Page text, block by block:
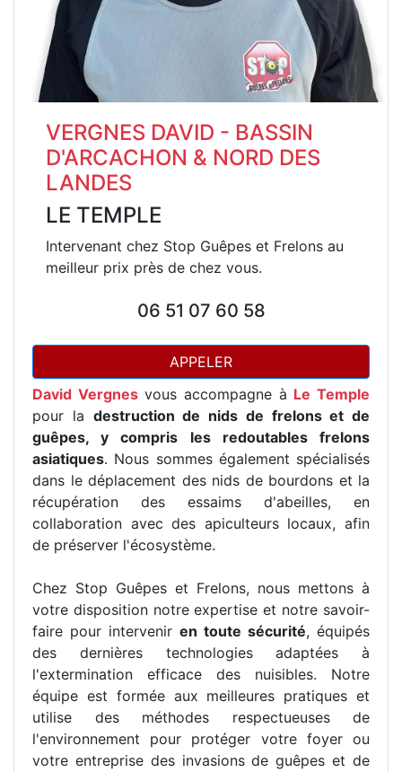
VERGNES DAVID - BASSIN
D'ARCACHON & NORD DES
LANDES
LE TEMPLE
Intervenant chez Stop Guêpes et Frelons au
meilleur prix près de chez vous.
06 51 07 60 58
APPELER
David Vergnesvous accompagne à Le Temple
pour la destruction de nids de frelons et de
guêpes, y compris les redoutables frelons
asiatiques. Nous sommes également spécialisés
dans le déplacement des nids de bourdons et la
récupération des essaims d'abeilles, en
collaboration avec des apiculteurs locaux, afin
de préserver l'écosystème.
Chez Stop Guêpes et Frelons, nous mettons à
votre disposition notre expertise et notre savoir-
faire pour intervenir en toute sécurité, équipés
des dernières technologies adaptées à
l'extermination efficace des nuisibles. Notre
équipe est formée aux meilleures pratiques et
utilise des méthodes respectueuses de
l'environnement pour protéger votre foyer ou
votre entreprise des invasions de guêpes et de